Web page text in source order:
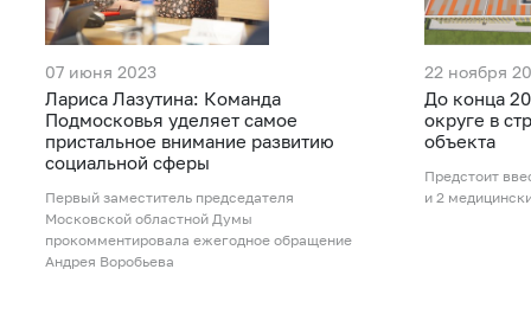
07 июня 2023
Лариса Лазутина: Команда
Подмосковья уделяет самое
пристальное внимание развитию
социальной сферы
Первый заместитель председателя
Московской областной Думы
прокомментировала ежегодное обращение
Андрея Воробьева
22 ноября
До конца
округе в
объекта
Предстоит
и 2